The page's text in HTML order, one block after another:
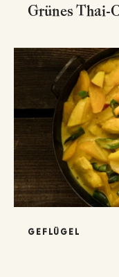
Grünes Thai-
GEFLÜGEL